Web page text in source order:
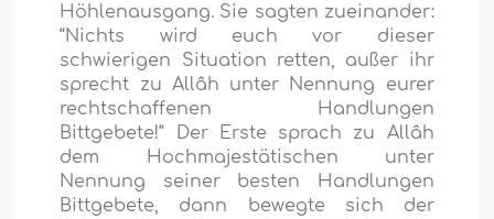
Höhlenausgang. Sie sagten zueinander:
“Nichts wird euch vor dieser
schwierigen Situation retten, außer ihr
sprecht zu Allâh unter Nennung eurer
rechtschaffenen Handlungen
Bittgebete!“ Der Erste sprach zu Allâh
dem Hochmajestätischen unter
Nennung seiner besten Handlungen
Bittgebete, dann bewegte sich der